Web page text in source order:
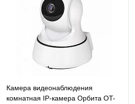
Купить в 1 клик К сравнению
В избранное Под заказ
Камера видеонаблюдения
комнатная IP-камера Орбита OT-